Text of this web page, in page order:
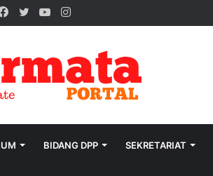
Facebook
TwitterYouTube
BIDANG DPP SEKRETARIAT